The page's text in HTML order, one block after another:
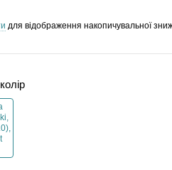
для відображення накопичувальної